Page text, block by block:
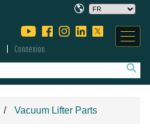
Connexion
Vacuum Lifter Parts